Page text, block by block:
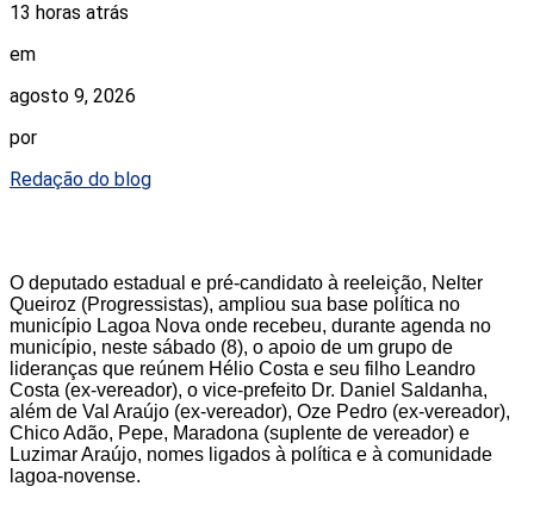
13 horas atrás
em
agosto 9, 2026
por
Redação do blog
O deputado estadual e pré-candidato à reeleição, Nelter
Queiroz (Progressistas), ampliou sua base política no
município Lagoa Nova onde recebeu, durante agenda no
município, neste sábado (8), o apoio de um grupo de
lideranças que reúnem Hélio Costa e seu filho Leandro
Costa (ex-vereador), o vice-prefeito Dr. Daniel Saldanha,
além de Val Araújo (ex-vereador), Oze Pedro (ex-vereador),
Chico Adão, Pepe, Maradona (suplente de vereador) e
Luzimar Araújo, nomes ligados à política e à comunidade
lagoa-novense.